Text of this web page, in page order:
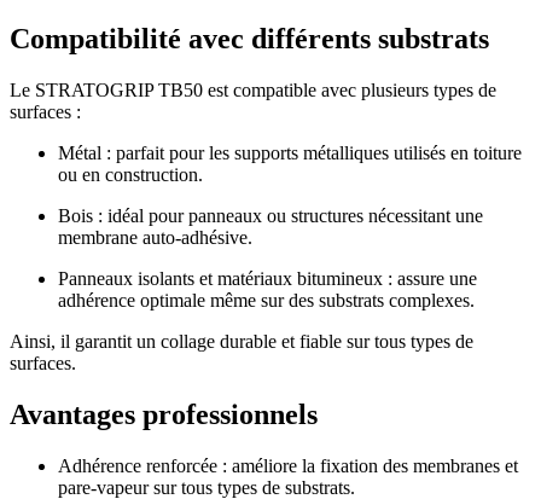
Compatibilité avec différents substrats
Le STRATOGRIP TB50 est compatible avec plusieurs types de
surfaces :
Métal : parfait pour les supports métalliques utilisés en toiture
ou en construction.
Bois : idéal pour panneaux ou structures nécessitant une
membrane auto-adhésive.
Panneaux isolants et matériaux bitumineux : assure une
adhérence optimale même sur des substrats complexes.
Ainsi, il garantit un collage durable et fiable sur tous types de
surfaces.
Avantages professionnels
Adhérence renforcée : améliore la fixation des membranes et
pare-vapeur sur tous types de substrats.